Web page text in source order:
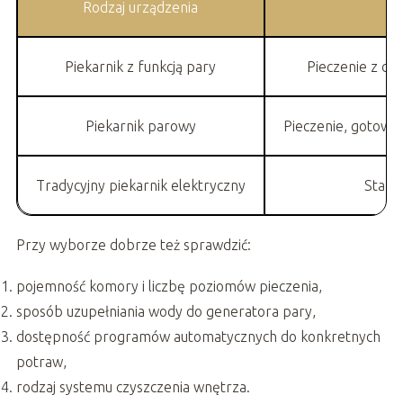
Rodzaj urządzenia
Piekarnik z funkcją pary Pieczenie z
Piekarnik parowy Pieczenie,
Tradycyjny piekarnik elektryczny
Przy wyborze dobrze też sprawdzić:
pojemność komory i liczbę poziomów pieczenia,
sposób uzupełniania wody do generatora pary,
dostępność programów automatycznych do konkretnych
potraw,
rodzaj systemu czyszczenia wnętrza.